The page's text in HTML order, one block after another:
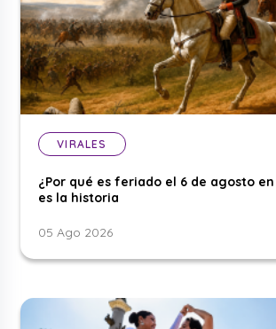
VIRALES
¿Por qué es feriado el 6 de agosto en
es la historia
05 Ago 2026